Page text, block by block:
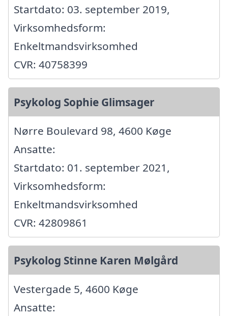
Startdato: 03. september 2019,
Virksomhedsform:
Enkeltmandsvirksomhed
CVR: 40758399
Psykolog Sophie Glimsager
Nørre Boulevard 98, 4600 Køge
Ansatte:
Startdato: 01. september 2021,
Virksomhedsform:
Enkeltmandsvirksomhed
CVR: 42809861
Psykolog Stinne Karen Mølgård
Vestergade 5, 4600 Køge
Ansatte: